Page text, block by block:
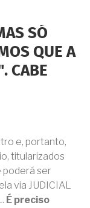
SÓ
QUE A
CABE
e, portanto,
titularizados
poderá ser
via JUDICIAL
É preciso